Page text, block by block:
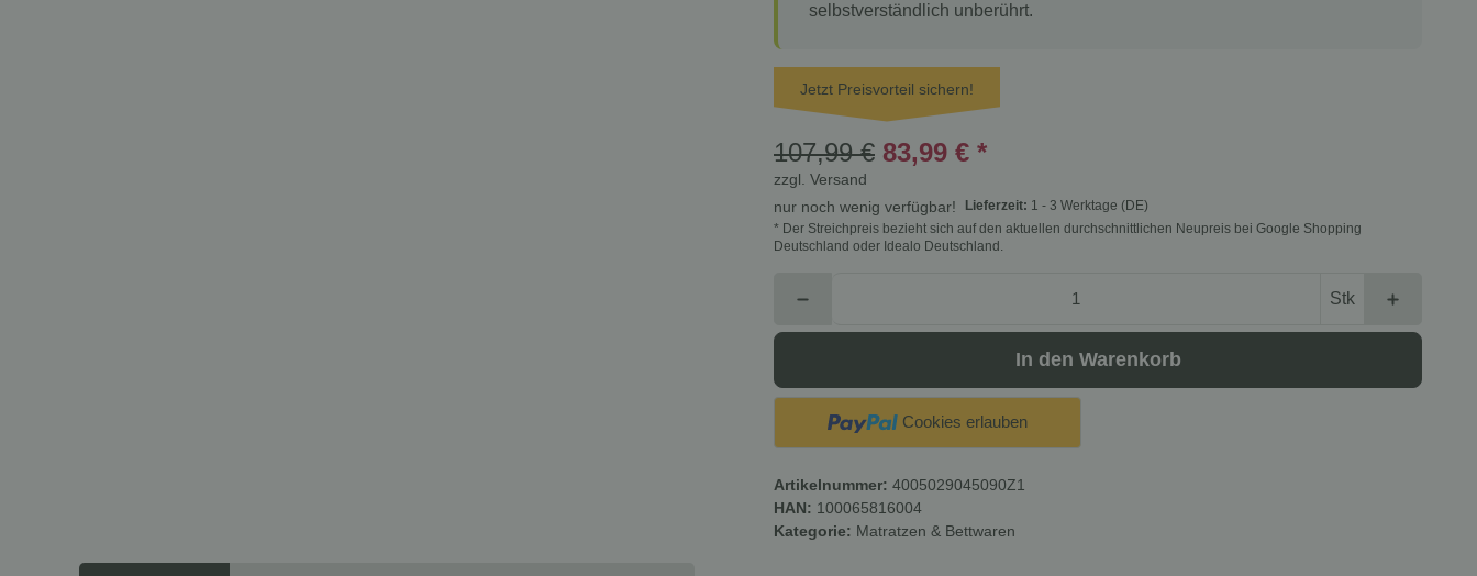
selbstverständlich unberührt.
Jetzt Preisvorteil sichern!
107,99 € 83,99 € *
zzgl. Versand
nur noch wenig verfügbar!
Lieferzeit: 1 - 3 Werktage (DE)
* Der Streichpreis bezieht sich auf den aktuellen durchschnittlichen Neupreis bei Google Shopping
Deutschland oder Idealo Deutschland.
Stk
In den Warenkorb
Cookies erlauben
Artikelnummer: 4005029045090Z1
HAN: 100065816004
Kategorie: Matratzen & Bettwaren